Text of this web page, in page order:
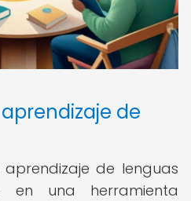
de
de lenguas
en una herramienta